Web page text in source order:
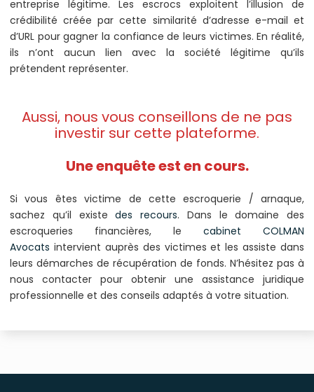
entreprise légitime. Les escrocs exploitent l’illusion de
crédibilité créée par cette similarité d’adresse e-mail et
d’URL pour gagner la confiance de leurs victimes. En réalité,
ils n’ont aucun lien avec la société légitime qu’ils
prétendent représenter.
Aussi, nous vous conseillons de ne pas
investir sur cette plateforme.
Une enquête est en cours.
Si vous êtes victime de cette escroquerie / arnaque,
sachez qu’il existedes recours. Dans le domaine des
escroqueries financières, le cabinet COLMAN
Avocats intervient auprès des victimes et les assiste dans
leurs démarches de récupération de fonds. N’hésitez pas à
nous contacter pour obtenir une assistance juridique
professionnelle et des conseils adaptés à votre situation.